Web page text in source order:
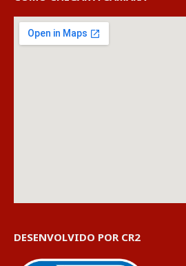
DESENVOLVIDO POR CR2